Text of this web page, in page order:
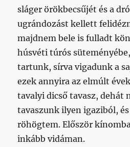
sláger örökbecsűjét és a
ugrándozást kellett
majdnem bele is fulladt
húsvéti túrós
tartunk, sírva vigadunk a
ezek annyira az elmúlt
tavalyi dicső tavasz, dehát
tavaszunk ilyen igaziból,
röhögtem. Először
inkább vidáman.